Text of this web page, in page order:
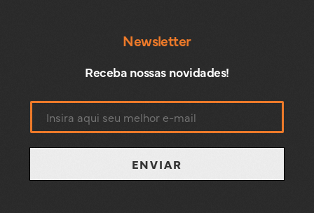
Newsletter
Receba nossas novidades!
ENVIAR